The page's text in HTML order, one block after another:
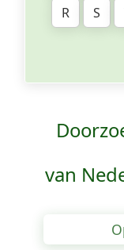
R
S
van